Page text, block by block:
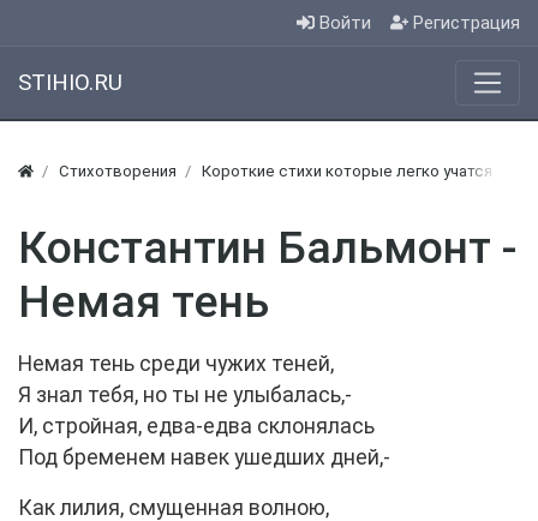
Войти Регистрация
STIHIO.RU
Стихотворения Короткие стихи которые легко учатся
Константин Бальмонт -
Немая тень
Немая тень среди чужих теней,
Я знал тебя, но ты не улыбалась,-
И, стройная, едва-едва склонялась
Под бременем навек ушедших дней,-
Как лилия, смущенная волною,